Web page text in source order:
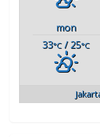
mon
33°C / 25°C